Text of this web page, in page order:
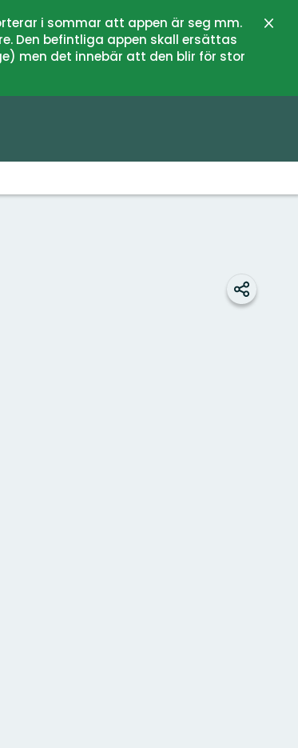
i sommar att appen är seg mm.
Den befintliga appen skall ersättas
men det innebär att den blir för stor
Dela